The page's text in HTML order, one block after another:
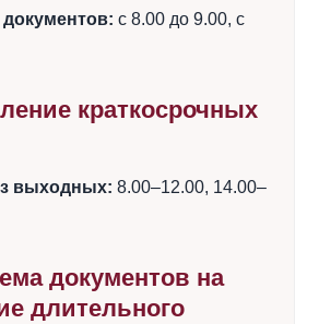
с 8.00 до 9.00, с
краткосрочных
выходных: 8.00–12.00, 14.00–
документов на
длительного